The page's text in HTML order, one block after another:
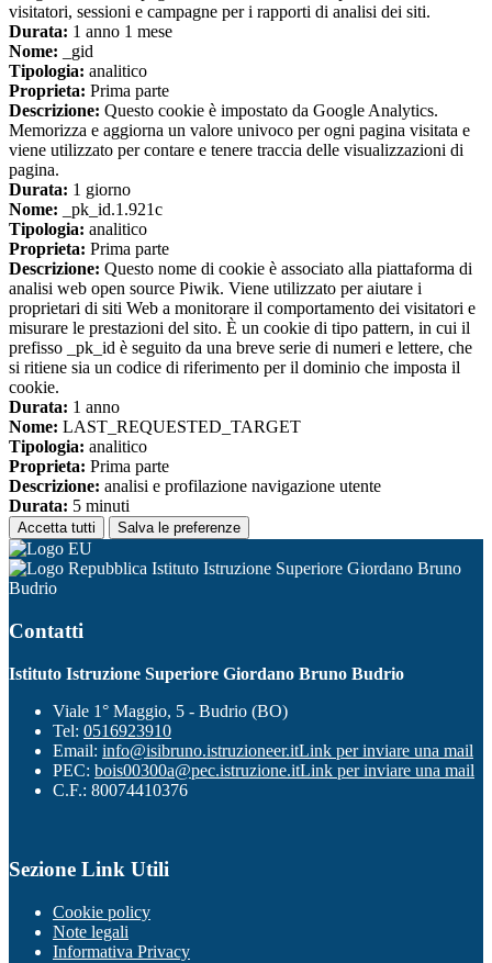
visitatori, sessioni e campagne per i rapporti di analisi dei siti.
Durata: 1 anno 1 mese
Nome: _gid
Tipologia: analitico
Proprieta: Prima parte
Descrizione: Questo cookie è impostato da Google Analytics.
Memorizza e aggiorna un valore univoco per ogni pagina visitata e
viene utilizzato per contare e tenere traccia delle visualizzazioni di
pagina.
Durata: 1 giorno
Nome: _pk_id.1.921c
Tipologia: analitico
Proprieta: Prima parte
Descrizione: Questo nome di cookie è associato alla piattaforma di
analisi web open source Piwik. Viene utilizzato per aiutare i
proprietari di siti Web a monitorare il comportamento dei visitatori e
misurare le prestazioni del sito. È un cookie di tipo pattern, in cui il
prefisso _pk_id è seguito da una breve serie di numeri e lettere, che
si ritiene sia un codice di riferimento per il dominio che imposta il
cookie.
Durata: 1 anno
Nome: LAST_REQUESTED_TARGET
Tipologia: analitico
Proprieta: Prima parte
Descrizione: analisi e profilazione navigazione utente
Durata: 5 minuti
Accetta tutti Salva le preferenze
Istituto Istruzione Superiore Giordano Bruno
Budrio
Contatti
Istituto Istruzione Superiore Giordano Bruno Budrio
Viale 1° Maggio, 5 - Budrio (BO)
Tel: 0516923910
Email: info@isibruno.istruzioneer.itLink per inviare una mail
PEC: bois00300a@pec.istruzione.itLink per inviare una mail
C.F.: 80074410376
Sezione Link Utili
Cookie policy
Note legali
Informativa Privacy